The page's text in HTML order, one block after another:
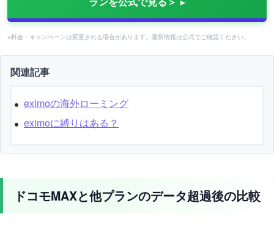
※料金・キャンペーンは変更される場合があります。最新情報は公式でご確認ください。
関連記事
eximoの海外ローミング
eximoに縛りはある？
ドコモMAXと他プランのデータ超過後の比較